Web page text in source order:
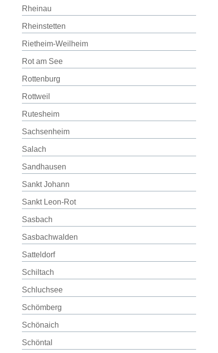
Rheinau
Rheinstetten
Rietheim-Weilheim
Rot am See
Rottenburg
Rottweil
Rutesheim
Sachsenheim
Salach
Sandhausen
Sankt Johann
Sankt Leon-Rot
Sasbach
Sasbachwalden
Satteldorf
Schiltach
Schluchsee
Schömberg
Schönaich
Schöntal